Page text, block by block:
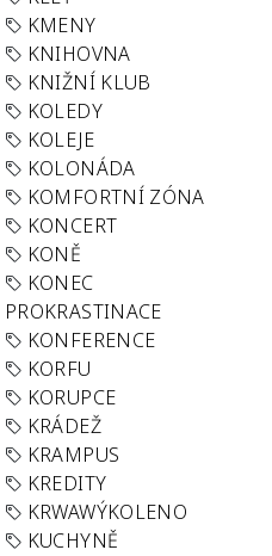
KMENY
KNIHOVNA
KNIŽNÍ KLUB
KOLEDY
KOLEJE
KOLONÁDA
KOMFORTNÍ ZÓNA
KONCERT
KONĚ
KONEC
PROKRASTINACE
KONFERENCE
KORFU
KORUPCE
KRÁDEŽ
KRAMPUS
KREDITY
KRWAWÝKOLENO
KUCHYNĚ